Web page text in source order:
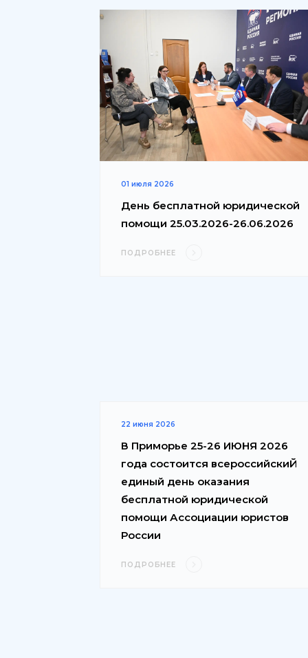
01 июля 2026
День бесплатной юридической
помощи 25.03.2026-26.06.2026
ПОДРОБНЕЕ
22 июня 2026
В Приморье 25-26 ИЮНЯ 2026
года состоится всероссийскиЙ
единый день оказания
бесплатной юридической
помощи Ассоциации юристов
России
ПОДРОБНЕЕ